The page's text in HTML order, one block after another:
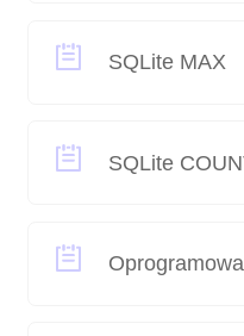
SQLite MAX
SQLite